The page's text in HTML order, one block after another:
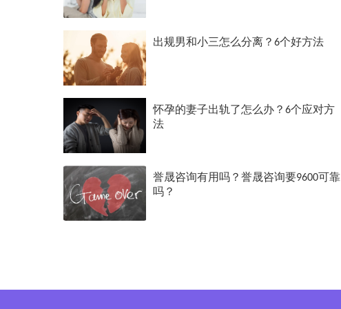
出规男和小三怎么分离？6个好方法
怀孕的妻子出轨了怎么办？6个应对方
法
誉晟咨询有用吗？誉晟咨询要9600可靠
吗？